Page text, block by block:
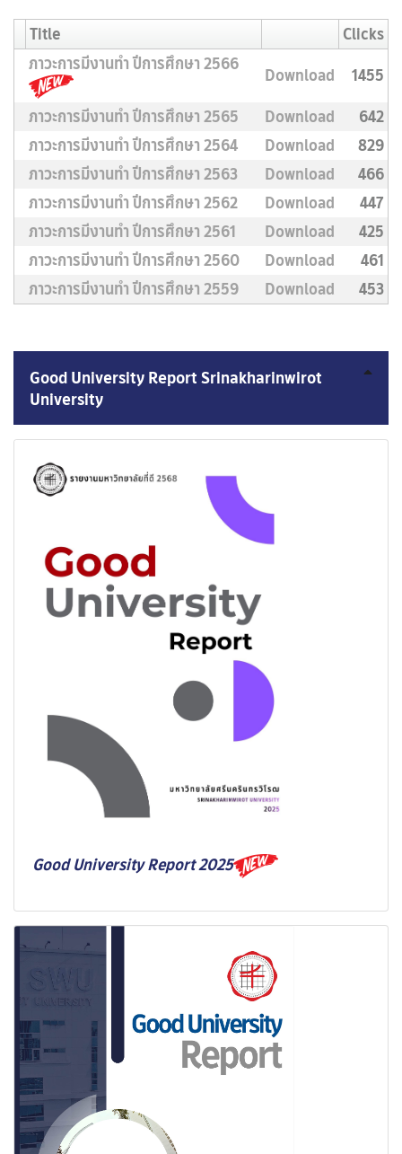
Title
Clicks
ภาวะการมีงานทำ ปีการศึกษา 2566
Download
1455
ภาวะการมีงานทำ ปีการศึกษา 2565
Download
642
ภาวะการมีงานทำ ปีการศึกษา 2564
Download
829
ภาวะการมีงานทำ ปีการศึกษา 2563
Download
466
ภาวะการมีงานทำ ปีการศึกษา 2562
Download
447
ภาวะการมีงานทำ ปีการศึกษา 2561
Download
425
ภาวะการมีงานทำ ปีการศึกษา 2560
Download
461
ภาวะการมีงานทำ ปีการศึกษา 2559
Download 453
Good University Report Srinakharinwirot
University
Good University Report 2025